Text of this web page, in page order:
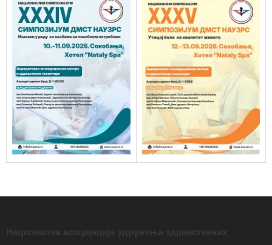
Национална асоцијација удружења здравствених